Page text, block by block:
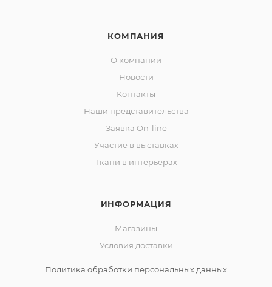
КОМПАНИЯ
О компании
Новости
Контакты
Наши представительства
Заявка On-line
Участие в выставках
Ткани в интерьерах
ИНФОРМАЦИЯ
Магазины
Условия доставки
Политика обработки персональных данных